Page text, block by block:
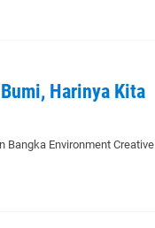
Harinya Kita
Bangka Environment Creative